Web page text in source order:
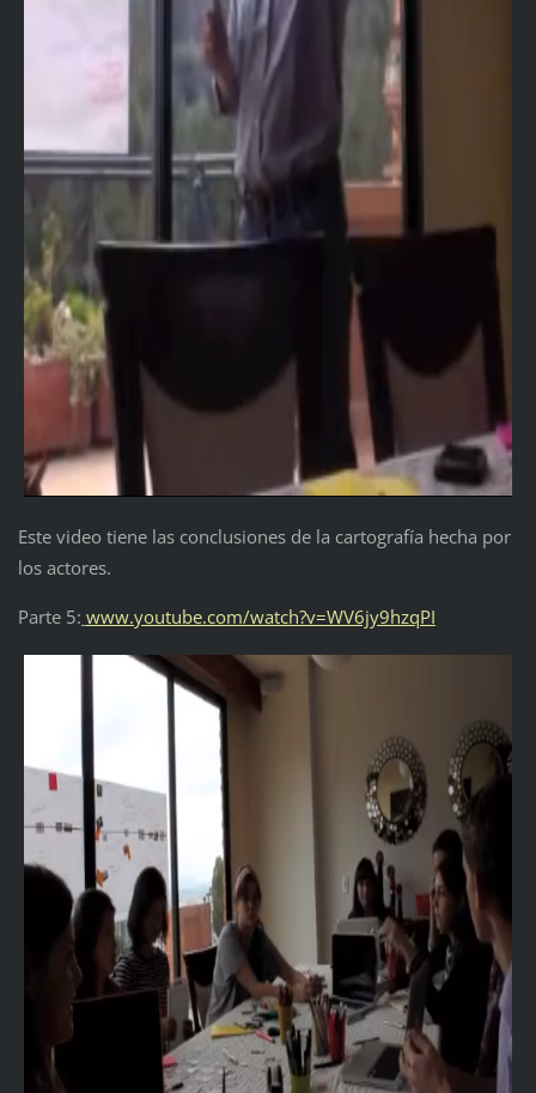
Este video tiene las conclusiones de la cartografía hecha por
los actores.
Parte 5: www.youtube.com/watch?v=WV6jy9hzqPI